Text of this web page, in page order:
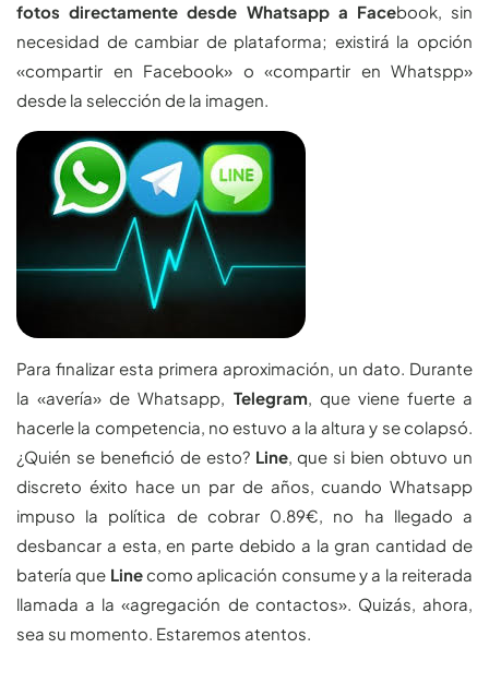
fotos directamente desde Whatsapp a Facebook, sin
necesidad de cambiar de plataforma; existirá la opción
«compartir en Facebook» o «compartir en Whatspp»
desde la selección de la imagen.
Para finalizar esta primera aproximación, un dato. Durante
la «avería» de Whatsapp, Telegram, que viene fuerte a
hacerle la competencia, no estuvo a la altura y se colapsó.
¿Quién se benefició de esto? Line, que si bien obtuvo un
discreto éxito hace un par de años, cuando Whatsapp
impuso la política de cobrar 0.89€, no ha llegado a
desbancar a esta, en parte debido a la gran cantidad de
batería que Linecomo aplicación consume y a la reiterada
llamada a la «agregación de contactos». Quizás, ahora,
sea su momento. Estaremos atentos.